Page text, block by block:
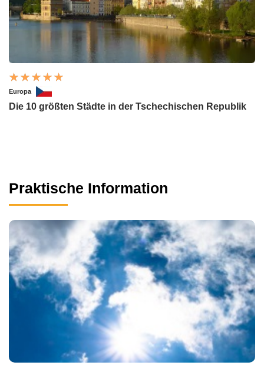
Europa
Die 10 größten Städte in der Tschechischen Republik
Praktische Information